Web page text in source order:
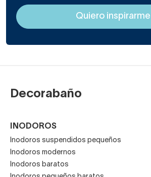
Decorabaño
INODOROS
Inodoros suspendidos pequeños
Inodoros modernos
Inodoros baratos